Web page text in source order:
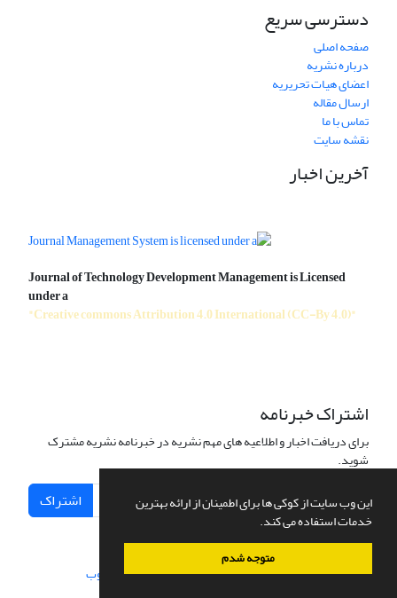
این وب سایت از کوکی ها برای اطمینان از ارائه بهترین
خدمات استفاده می کند.
متوجه شدم
دسترسی سریع
صفحه اصلی
درباره نشریه
اعضای هیات تحریریه
ارسال مقاله
تماس با ما
نقشه سایت
آخرین اخبار
Journal of Technology Development Management is Licensed
under a
"Creative commons Attribution 4.0 International (CC-By 4.0)"
اشتراک خبرنامه
برای دریافت اخبار و اطلاعیه های مهم نشریه در خبرنامه نشریه مشترک
شوید.
اشتراک
سامانه مدیریت نشریات علمی.طراحی و پیاده سازی از سیناوب